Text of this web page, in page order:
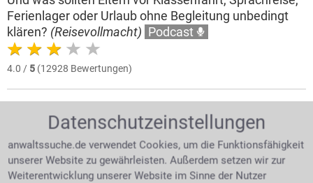
Ferienlager oder Urlaub ohne Begleitung unbedingt
klären? (Reisevollmacht) Podcast
4.0 / 5 (12928 Bewertungen)
Datenschutzeinstellungen
anwaltssuche.de verwendet Cookies, um die Funktionsfähigkeit
unserer Website zu gewährleisten. Außerdem setzen wir zur
Weiterentwicklung unserer Website im Sinne der Nutzer